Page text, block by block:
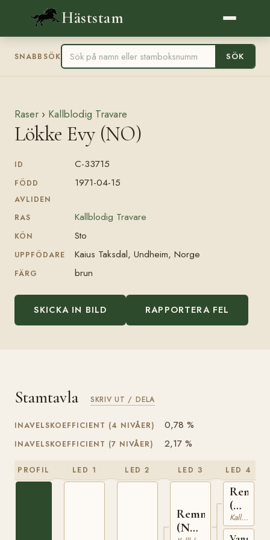
Häststam
SNABBSÖK SÖK
Raser › Kallblodig Travare
Lökke Evy (NO)
ID C-33715
FÖDD 1971-04-15
AVLIDEN
RAS
Kallblodig Travare
KÖN Sto
UPPFÖDARE Kaius Taksdal, Undheim, Norge
FÄRG brun
SKICKA IN BILD RAPPORTERA FEL
Stamtavla SKRIV UT / DELA
INAVELSKOEFFICIENT (4 NIVÅER) 0,78 %
INAVELSKOEFFICIENT (7 NIVÅER) 2,17 %
PROFIL LED 1 LED 2 LED 3
Remnor
(NO)
LED 4
Remin
(NO)
T-
170
Kallblodig Travare